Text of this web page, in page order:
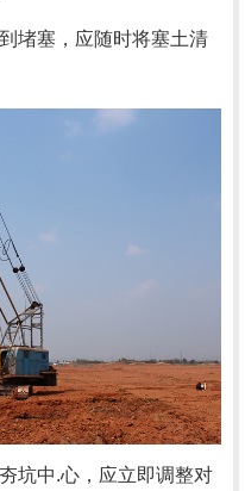
堵塞，应随时将塞土清
坑中.心，应立即调整对